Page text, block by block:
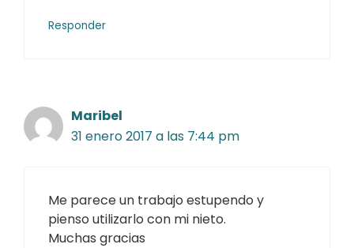
Responder
Maribel
31 enero 2017 a las 7:44 pm
Me parece un trabajo estupendo y
pienso utilizarlo con mi nieto.
Muchas gracias